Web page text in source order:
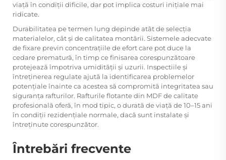
viață în condiții dificile, dar pot implica costuri inițiale mai
ridicate.
Durabilitatea pe termen lung depinde atât de selecția
materialelor, cât și de calitatea montării. Sistemele adecvate
de fixare previn concentrațiile de efort care pot duce la
cedare prematură, în timp ce finisarea corespunzătoare
protejează împotriva umidității și uzurii. Inspectiile și
întreținerea regulate ajută la identificarea problemelor
potențiale înainte ca acestea să compromită integritatea sau
siguranța rafturilor. Rafturile flotante din MDF de calitate
profesională oferă, în mod tipic, o durată de viață de 10–15 ani
în condiții rezidențiale normale, dacă sunt instalate și
întreținute corespunzător.
Întrebări frecvente